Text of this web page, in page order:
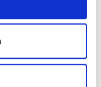
is het
rust en flexibiliteit
wijzen die openen
afstemmen wie er